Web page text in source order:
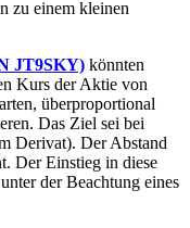
zu einem kleinen
JT9SKY) könnten
Kurs der Aktie von
überproportional
Das Ziel sei bei
Derivat). Der Abstand
Der Einstieg in diese
der Beachtung eines